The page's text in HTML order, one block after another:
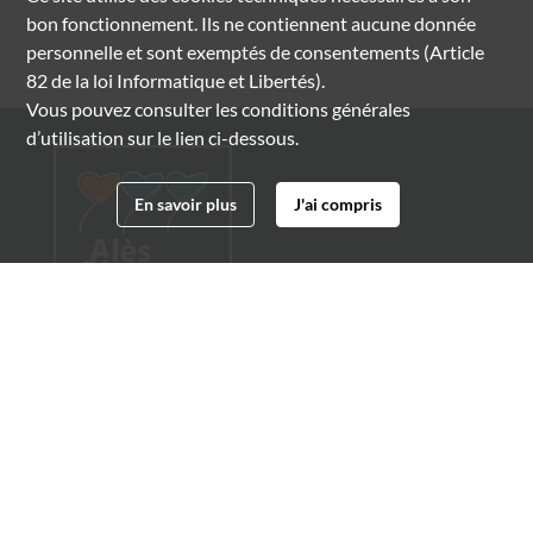
bon fonctionnement. Ils ne contiennent aucune donnée
personnelle et sont exemptés de consentements (Article
82 de la loi Informatique et Libertés).
Vous pouvez consulter les conditions générales
d’utilisation sur le lien ci-dessous.
En savoir plus J'ai compris